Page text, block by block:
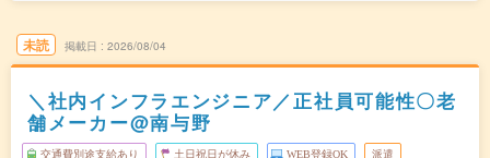
未読 掲載日 2026/08/04
＼社内インフラエンジニア／正社員可能性〇老
舗メーカー@南与野
交通費別途支給あり 土日祝日が休み WEB登録OK 派遣